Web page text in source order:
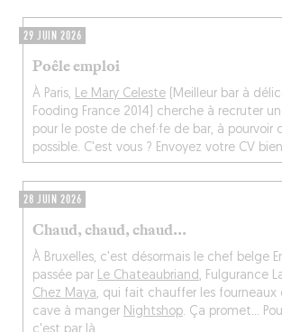
29 JUIN 2026
Poêle emploi
À Paris, Le Mary Celeste(Meilleur bar à
Fooding France 2014) cherche à recruter
pour le poste de chef·fe de bar, à pourvoir
possible. C'est vous ? Envoyez votre CV
28 JUIN 2026
Chaud, chaud, chaud...
À Bruxelles, c'est désormais le chef belge
passée par Le Chateaubriand, Fulgurance
Chez Maya, qui fait chauffer les
cave à manger Nightshop. Ça promet...